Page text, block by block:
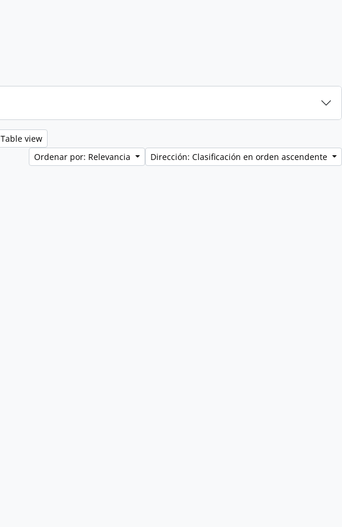
Table view
Ordenar por: Relevancia
Dirección: Clasificación en orden ascendente